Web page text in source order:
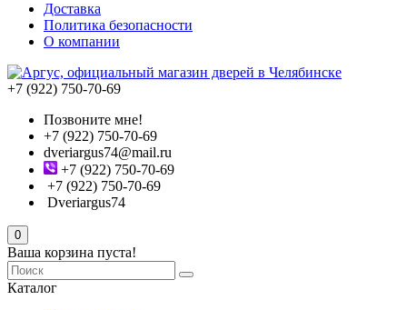
Доставка
Политика безопасности
О компании
+7 (922) 750-70-69
Позвоните мне!
+7 (922) 750-70-69
dveriargus74@mail.ru
+7 (922) 750-70-69
+7 (922) 750-70-69
Dveriargus74
0
Ваша корзина пуста!
Каталог